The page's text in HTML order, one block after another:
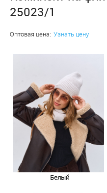
25023/1
Оптовая цена: Узнать цену
Белый